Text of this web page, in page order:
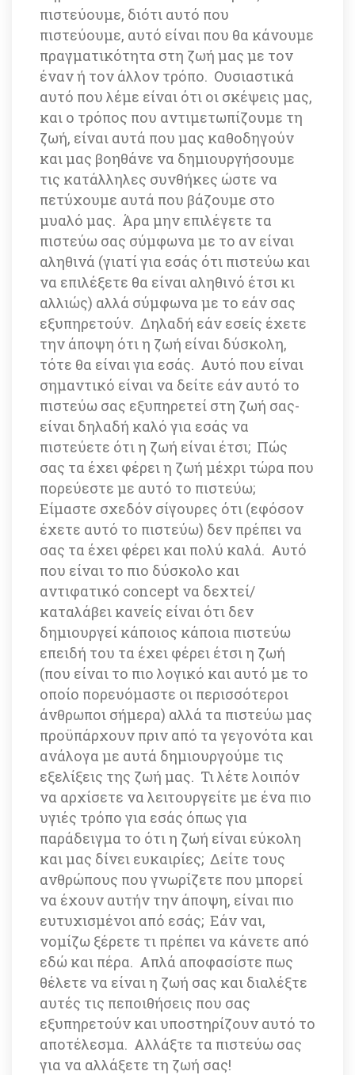
πιστεύουμε, διότι αυτό που
πιστεύουμε, αυτό είναι που θα κάνουμε
πραγματικότητα στη ζωή μας με τον
έναν ή τον άλλον τρόπο. Ουσιαστικά
αυτό που λέμε είναι ότι οι σκέψεις μας,
και ο τρόπος που αντιμετωπίζουμε τη
ζωή, είναι αυτά που μας καθοδηγούν
και μας βοηθάνε να δημιουργήσουμε
τις κατάλληλες συνθήκες ώστε να
πετύχουμε αυτά που βάζουμε στο
μυαλό μας. Άρα μην επιλέγετε τα
πιστεύω σας σύμφωνα με το αν είναι
αληθινά (γιατί για εσάς ότι πιστεύω και
να επιλέξετε θα είναι αληθινό έτσι κι
αλλιώς) αλλά σύμφωνα με το εάν σας
εξυπηρετούν. Δηλαδή εάν εσείς έχετε
την άποψη ότι η ζωή είναι δύσκολη,
τότε θα είναι για εσάς. Αυτό που είναι
σημαντικό είναι να δείτε εάν αυτό το
πιστεύω σας εξυπηρετεί στη ζωή σας-
είναι δηλαδή καλό για εσάς να
πιστεύετε ότι η ζωή είναι έτσι; Πώς
σας τα έχει φέρει η ζωή μέχρι τώρα που
πορεύεστε με αυτό το πιστεύω;
Είμαστε σχεδόν σίγουρες ότι (εφόσον
έχετε αυτό το πιστεύω) δεν πρέπει να
σας τα έχει φέρει και πολύ καλά. Αυτό
που είναι το πιο δύσκολο και
αντιφατικό concept να δεχτεί/
καταλάβει κανείς είναι ότι δεν
δημιουργεί κάποιος κάποια πιστεύω
επειδή του τα έχει φέρει έτσι η ζωή
(που είναι το πιο λογικό και αυτό με το
οποίο πορευόμαστε οι περισσότεροι
άνθρωποι σήμερα) αλλά τα πιστεύω μας
προϋπάρχουν πριν από τα γεγονότα και
ανάλογα με αυτά δημιουργούμε τις
εξελίξεις της ζωή μας. Τι λέτε λοιπόν
να αρχίσετε να λειτουργείτε με ένα πιο
υγιές τρόπο για εσάς όπως για
παράδειγμα το ότι η ζωή είναι εύκολη
και μας δίνει ευκαιρίες; Δείτε τους
ανθρώπους που γνωρίζετε που μπορεί
να έχουν αυτήν την άποψη, είναι πιο
ευτυχισμένοι από εσάς; Εάν ναι,
νομίζω ξέρετε τι πρέπει να κάνετε από
εδώ και πέρα. Απλά αποφασίστε πως
θέλετε να είναι η ζωή σας και διαλέξτε
αυτές τις πεποιθήσεις που σας
εξυπηρετούν και υποστηρίζουν αυτό το
αποτέλεσμα. Αλλάξτε τα πιστεύω σας
για να αλλάξετε τη ζωή σας!